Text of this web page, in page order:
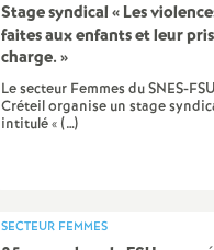
Stage syndical «Les
faites aux enfants et leur
charge.»
Le secteur Femmes du SNES-FSU
Créteil organise un stage
intitulé « (…)
SECTEUR FEMMES